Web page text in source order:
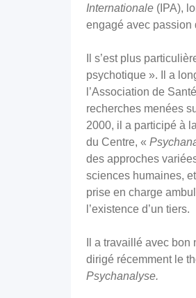
Internationale (IPA),
engagé avec passion
Il s’est plus
psychotique ». Il a
l’Association de
recherches menées
2000, il a participé à
du Centre, «
des approches
sciences humaines,
prise en charge
l’existence d’un tiers.
Il a travaillé avec
dirigé récemment le
Psychanalyse.